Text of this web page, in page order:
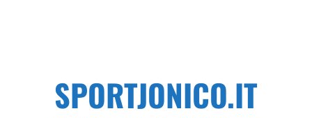
SPORTJONICO.IT